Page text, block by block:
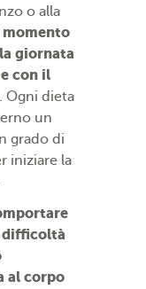
o alla
giornata
con il
. Ogni dieta
un
grado di
iniziare la
difficoltà
al corpo